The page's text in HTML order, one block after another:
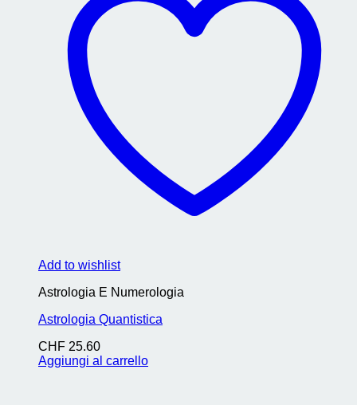
Add to wishlist
Astrologia E Numerologia
Astrologia Quantistica
CHF 25.60
Aggiungi al carrello